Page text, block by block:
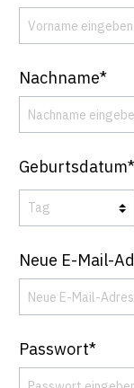
Nachname*
Geburtsdatum*
Neue E-Mail-
Passwort*